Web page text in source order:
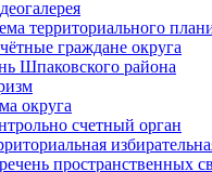
территориального
граждане округа
Шпаковского района
округа
счетный орган
пространственных